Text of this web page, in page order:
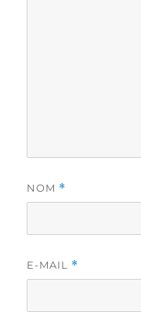
NOM *
E-MAIL *